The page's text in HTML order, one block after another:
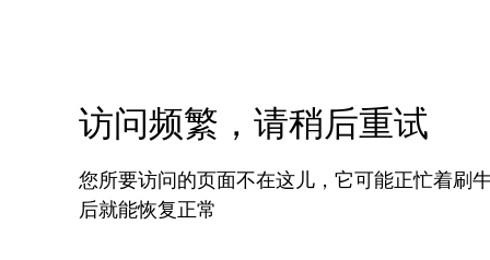
访问频繁，请稍后重试
您所要访问的页面不在这儿，它可能正忙着刷
后就能恢复正常